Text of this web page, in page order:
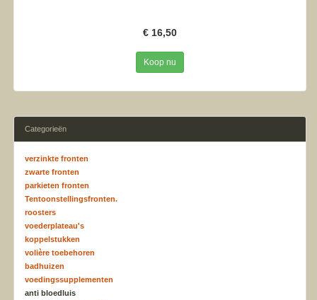
€ 16,50
Koop nu
Categorieën
verzinkte fronten
zwarte fronten
parkieten fronten
Tentoonstellingsfronten.
roosters
voederplateau's
koppelstukken
volière toebehoren
badhuizen
voedingssupplementen
anti bloedluis